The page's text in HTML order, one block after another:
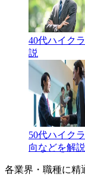
40代ハイク
説
50代ハイク
向などを解説
各業界・職種に精